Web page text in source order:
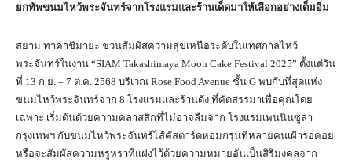
ยกทัพขนมไหว้พระจันทร์จากโรงแรมและร้านเด็ดมาให้เลือกอย่างเต็มอิ่ม
สยาม ทาคาชิมายะ ชวนสัมผัสความสุขเหนือระดับในเทศกาลไหว้
พระจันทร์ในงาน “SIAM Takashimaya Moon Cake Festival 2025” ตั้งแต่วัน
ที่ 13 ก.ย. – 7 ต.ค. 2568 บริเวณ Rose Food Avenue ชั้น G พบกับที่สุดแห่ง
ขนมไหว้พระจันทร์จาก 8 โรงแรมและร้านดัง ที่คัดสรรมาเพื่อคุณโดย
เฉพาะ เริ่มต้นด้วยความคลาสสิกที่ไม่อาจลืมจาก โรงแรมเพนนินซูลา
กรุงเทพฯ กับขนมไหว้พระจันทร์ไส้คัสตาร์ดหอมกรุ่นที่หลายคนเฝ้ารอคอย
หรือจะสัมผัสความหรูหราที่แฝงไว้ด้วยความหมายอันเป็นสิริมงคลจาก